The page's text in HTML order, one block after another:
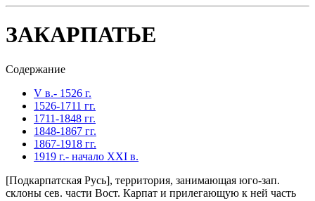
ЗАКАРПАТЬЕ
Содержание
V в.- 1526 г.
1526-1711 гг.
1711-1848 гг.
1848-1867 гг.
1867-1918 гг.
1919 г.- начало XXI в.
[Подкарпатская Русь], территория, занимающая юго-зап.
склоны сев. части Вост. Карпат и прилегающую к ней часть